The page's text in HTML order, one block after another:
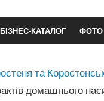
БІЗНЕС-КАТАЛОГ ФОТО
та
домашнього